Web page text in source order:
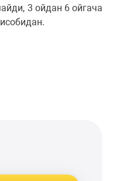
3 ойдан 6 ойгача